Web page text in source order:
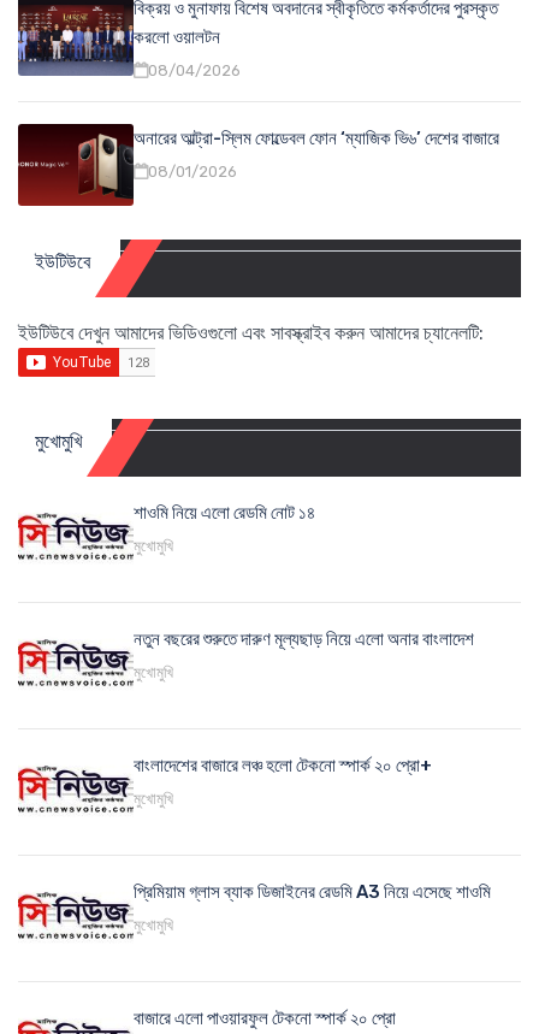
বিক্রয় ও মুনাফায় বিশেষ অবদানের স্বীকৃতিতে কর্মকর্তাদের পুরস্কৃত
করলো ওয়ালটন
08/04/2026
অনারের আল্ট্রা-স্লিম ফোল্ডেবল ফোন ‘ম্যাজিক ভি৬’ দেশের বাজারে
08/01/2026
ইউটিউবে
ইউটিউবে দেখুন আমাদের ভিডিওগুলো এবং সাবস্ক্রাইব করুন আমাদের চ্যানেলটি:
মুখোমুখি
শাওমি নিয়ে এলো রেডমি নোট ১৪
মুখোমুখি
নতুন বছরের শুরুতে দারুণ মূল্যছাড় নিয়ে এলো অনার বাংলাদেশ
মুখোমুখি
বাংলাদেশের বাজারে লঞ্চ হলো টেকনো স্পার্ক ২০ প্রো+
মুখোমুখি
প্রিমিয়াম গ্লাস ব্যাক ডিজাইনের রেডমি A3 নিয়ে এসেছে শাওমি
মুখোমুখি
বাজারে এলো পাওয়ারফুল টেকনো স্পার্ক ২০ প্রো